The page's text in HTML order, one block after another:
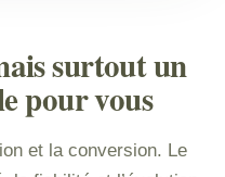
surtout un
pour vous
et la conversion. Le